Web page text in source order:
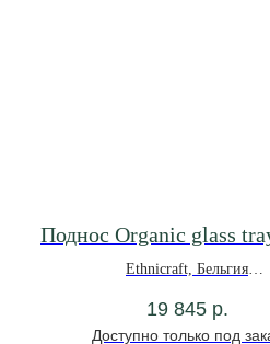
Поднос Organic glass
Ethnicraft, Бельгия
19 845 р.